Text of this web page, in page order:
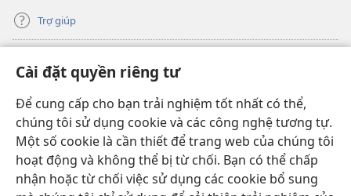
Cài đặt quyền riêng tư
Để cung cấp cho bạn trải nghiệm tốt nhất có thể,
chúng tôi sử dụng cookie và các công nghệ tương tự.
Một số cookie là cần thiết để trang web của chúng tôi
hoạt động và không thể bị từ chối. Bạn có thể chấp
nhận hoặc từ chối việc sử dụng các cookie bổ sung
Trợ giúp
(mở
cửa
sổ
mới)
THƯ VIỆN TRỰC TUYẾN Tháp Canh
(mở
cửa
sổ
mới)
JW Hub ®
(mở
cửa
sổ
mới)
JW Library